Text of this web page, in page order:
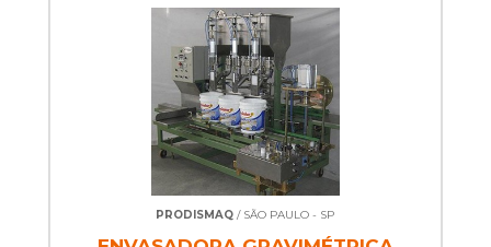
PRODISMAQ / SÃO PAULO - SP